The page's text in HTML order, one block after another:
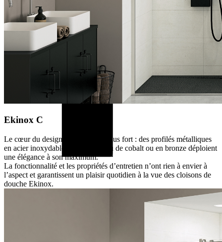
Ekinox C
Le cœur du design d’Ekinox bat plus fort : des profilés métalliques
en acier inoxydable brossé, en bleu de cobalt ou en bronze déploient
une élégance à son maximum.
La fonctionnalité et les propriétés d’entretien n’ont rien à envier à
l’aspect et garantissent un plaisir quotidien à la vue des cloisons de
douche Ekinox.